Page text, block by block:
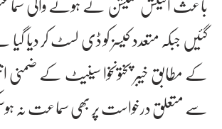
گئیں جبکہ متعدد کیسز کو ڈی لسٹ کر دیا
کے مطابق خیبر پختونخوا سینیٹ کے ضمنی
سے متعلق درخواست پر بھی سماعت نہ